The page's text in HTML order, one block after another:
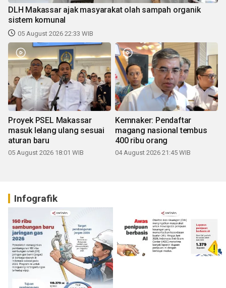
DLH Makassar ajak masyarakat olah sampah organik
sistem komunal
05 August 2026 22:33 WIB
Proyek PSEL Makassar
masuk lelang ulang sesuai
aturan baru
05 August 2026 18:01 WIB
Kemnaker: Pendaftar
magang nasional tembus
400 ribu orang
04 August 2026 21:45 WIB
Infografik